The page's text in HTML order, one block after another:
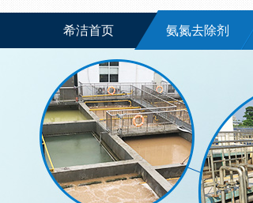
希洁首页 氨氮去除剂